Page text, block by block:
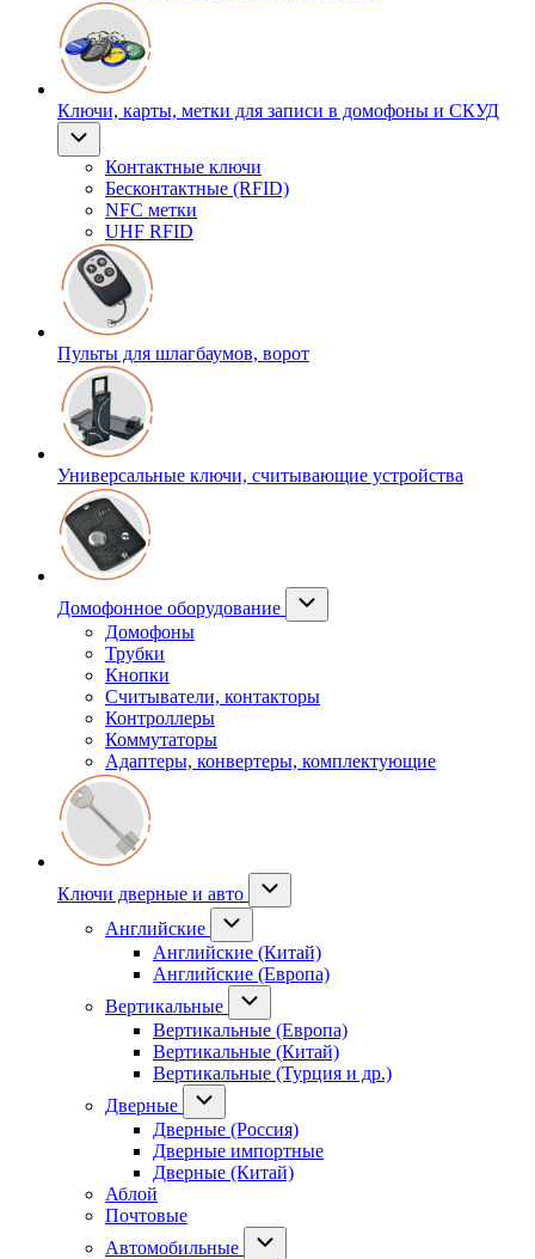
Ключи, карты, метки для записи в домофоны и СКУД
Контактные ключи
Бесконтактные (RFID)
NFC метки
UHF RFID
Пульты для шлагбаумов, ворот
Универсальные ключи, считывающие устройства
Домофонное оборудование
Домофоны
Трубки
Кнопки
Считыватели, контакторы
Контроллеры
Коммутаторы
Адаптеры, конвертеры, комплектующие
Ключи дверные и авто
Английские
Английские (Китай)
Английские (Европа)
Вертикальные
Вертикальные (Европа)
Вертикальные (Китай)
Вертикальные (Турция и др.)
Дверные
Дверные (Россия)
Дверные импортные
Дверные (Китай)
Аблой
Почтовые
Автомобильные